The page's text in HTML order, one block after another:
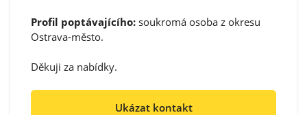
Profil poptávajícího: soukromá osoba z okresu
Ostrava-město.
Děkuji za nabídky.
Ukázat kontakt